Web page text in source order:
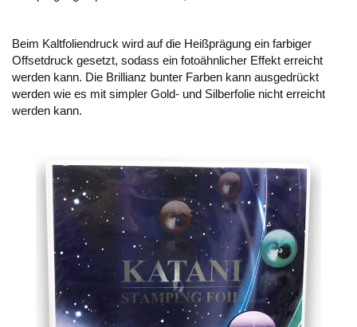
Beim Kaltfoliendruck wird auf die Heißprägung ein farbiger
Offsetdruck gesetzt, sodass ein fotoähnlicher Effekt erreicht
werden kann. Die Brillianz bunter Farben kann ausgedrückt
werden wie es mit simpler Gold- und Silberfolie nicht erreicht
werden kann.